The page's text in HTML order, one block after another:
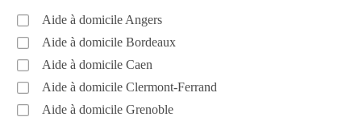
Aide à domicile Angers
Aide à domicile Bordeaux
Aide à domicile Caen
Aide à domicile Clermont-Ferrand
Aide à domicile Grenoble